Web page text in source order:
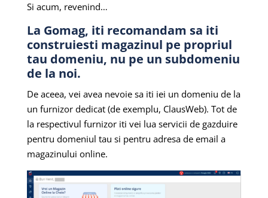
Si acum, revenind…
La Gomag, iti recomandam sa iti
construiesti magazinul pe propriul
tau domeniu, nu pe un subdomeniu
de la noi.
De aceea, vei avea nevoie sa iti iei un domeniu de la
un furnizor dedicat (de exemplu, ClausWeb). Tot de
la respectivul furnizor iti vei lua servicii de gazduire
pentru domeniul tau si pentru adresa de email a
magazinului online.